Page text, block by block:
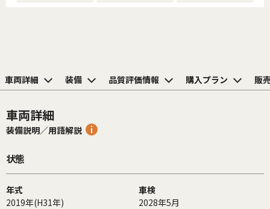
車両詳細 装備 品質評価情報 購入プラン 販
車両詳細
装備説明／用語解説
状態
年式
2019年(H31年)
車検
2028年5月